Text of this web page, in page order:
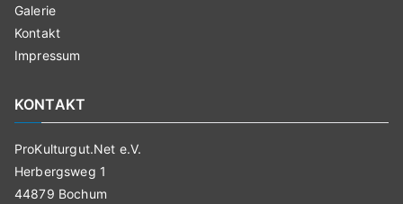
Galerie
Kontakt
Impressum
KONTAKT
ProKulturgut.Net e.V.
Herbergsweg 1
44879 Bochum